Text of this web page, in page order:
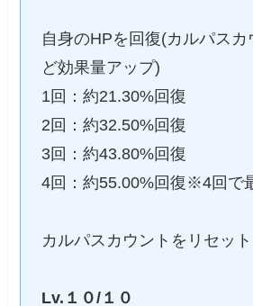
自身のHPを回復(カルパスカ
ど効果量アップ)
1回：約21.30%回復
2回：約32.50%回復
3回：約43.80%回復
4回：約55.00%回復※4回で
カルパスカウントをリセット
Lv.１０/１０